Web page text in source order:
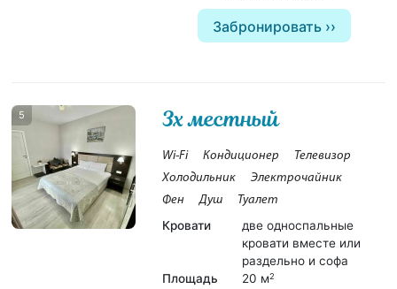
Забронировать
5 3х местный
Wi-Fi Кондиционер
Телевизор
Холодильник
Электрочайник
Фен
Душ Туалет
Кровати
две односпальные
кровати вместе или
раздельно и софа
Площадь
20 м2